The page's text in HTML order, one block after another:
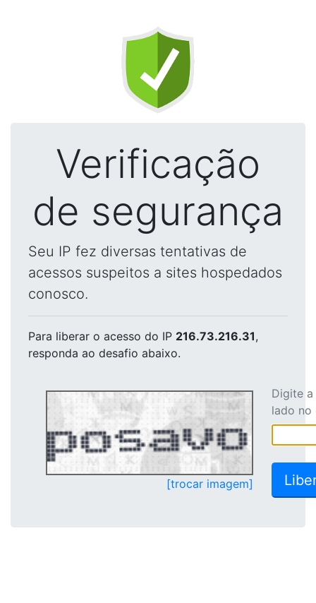
Verificação
de segurança
Seu IP fez diversas tentativas de
acessos suspeitos a sites hospedados
conosco.
Para liberar o acesso do IP 216.73.216.31,
responda ao desafio abaixo.
[trocar imagem]
Digite
lado no